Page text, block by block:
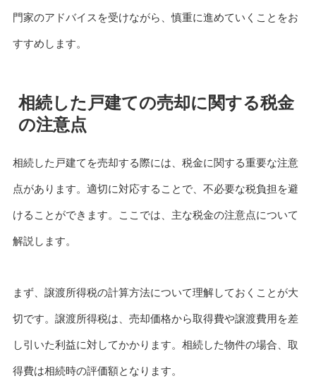
門家のアドバイスを受けながら、慎重に進めていくことをお
すすめします。
相続した戸建ての売却に関する税金
の注意点
相続した戸建てを売却する際には、税金に関する重要な注意
点があります。適切に対応することで、不必要な税負担を避
けることができます。ここでは、主な税金の注意点について
解説します。
まず、譲渡所得税の計算方法について理解しておくことが大
切です。譲渡所得税は、売却価格から取得費や譲渡費用を差
し引いた利益に対してかかります。相続した物件の場合、取
得費は相続時の評価額となります。